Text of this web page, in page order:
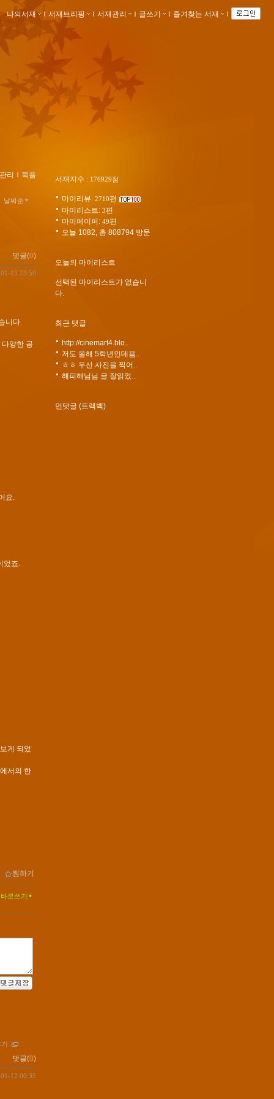
나의서재 ｌ 서재브리핑 ｌ 서재관리 ｌ 글쓰기 ｌ 즐겨찾는 서재 ｌ
리 ｌ 북플
날짜순
댓글(0)
13 23:50
니다.
양한 공
요.
었죠.
게 되었
서의 한
찜하기
로쓰기
댓글(0)
12 00:35
서재지수 : 176929점
마이리뷰: 2710편
마이리스트: 3편
마이페이퍼: 49편
오늘 1082, 총 808794 방문
오늘의 마이리스트
선택된 마이리스트가 없습니
다.
최근 댓글
http://cinemart4.blo..
저도 올해 5학년인데욤..
ㅎㅎ 우선 사진을 찍어..
해피해님님 글 잘읽었..
먼댓글 (트랙백)